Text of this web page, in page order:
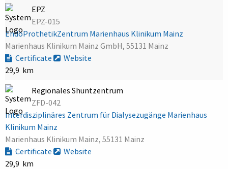
EPZ
EPZ-015
EndoProthetikZentrum Marienhaus Klinikum Mainz
Marienhaus Klinikum Mainz GmbH, 55131 Mainz
Certificate
Website
29,9 km
Regionales Shuntzentrum
ZFD-042
Interdisziplinäres Zentrum für Dialysezugänge Marienhaus
Klinikum Mainz
Marienhaus Klinikum Mainz, 55131 Mainz
Certificate
Website
29,9 km